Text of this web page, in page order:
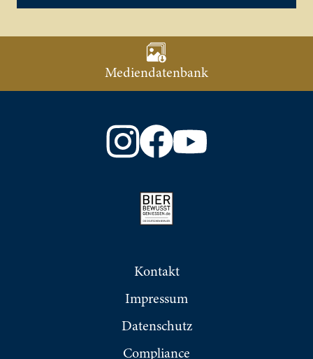
Mediendatenbank
Kontakt
Impressum
Datenschutz
Compliance